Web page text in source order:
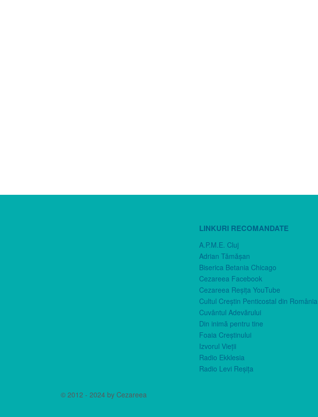
LINKURI RECOMANDATE
A.P.M.E. Cluj
Adrian Tămăşan
Biserica Betania Chicago
Cezareea Facebook
Cezareea Reşiţa YouTube
Cultul Creştin Penticostal din România
Cuvântul Adevărului
Din inimă pentru tine
Foaia Creştinului
Izvorul Vieţii
Radio Ekklesia
Radio Levi Reşiţa
© 2012 - 2024 by Cezareea